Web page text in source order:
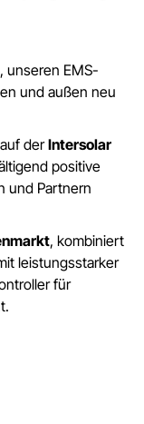
, unseren EMS-
und außen neu
derIntersolar
positive
und Partnern
, kombiniert
leistungsstarker
für